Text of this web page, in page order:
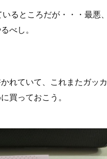
るところだが・・・最悪、
べし。
れていて、これまたガッカ
買っておこう。